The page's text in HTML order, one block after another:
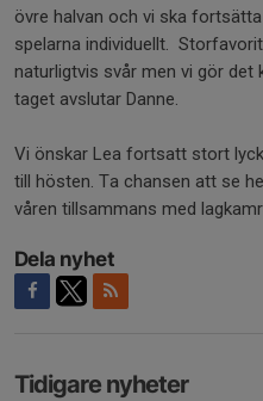
övre halvan och vi ska
spelarna individuellt.
naturligtvis svår men vi gör det
taget avslutar Danne.
Vi önskar Lea fortsatt stort
till hösten. Ta chansen att se
våren tillsammans med
Dela nyhet
Tidigare nyheter